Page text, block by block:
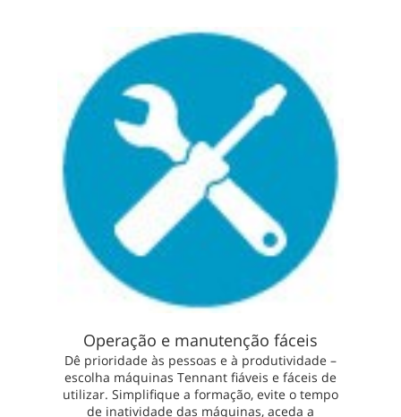
Operação e manutenção fáceis
Dê prioridade às pessoas e à produtividade –
escolha máquinas Tennant fiáveis e fáceis de
utilizar. Simplifique a formação, evite o tempo
de inatividade das máquinas, aceda a